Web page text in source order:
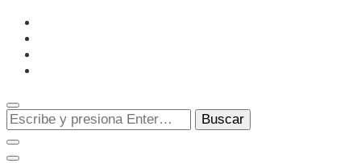
Matiz
Un espacio editorial donde pongo en palabras aquello que
muchos sentimos y pocos sabemos cómo explicar y
donde también compartiré contigo las cosas que me
conmueven, me sorprenden o creo que merecen ser
¿Buscas
algo?